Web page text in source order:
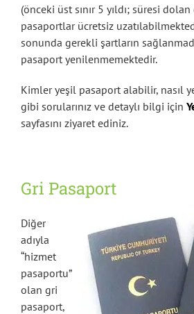
(önceki üst sınır 5 yıldı; süresi
pasaportlar ücretsiz
sonunda gerekli şartların
pasaport yenilenmemektedir.
Kimler yeşil pasaport alabilir, nasıl
gibi sorularınız ve detaylı bilgi için
sayfasını ziyaret ediniz.
Gri Pasaport
Diğer
adıyla
“hizmet
pasaportu”
olan gri
pasaport,